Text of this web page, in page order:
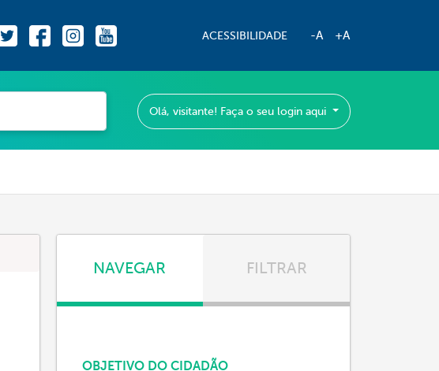
ACESSIBILIDADE -A +A
Olá, visitante! Faça o seu login aqui
NAVEGAR FILTRAR
OBJETIVO DO CIDADÃO